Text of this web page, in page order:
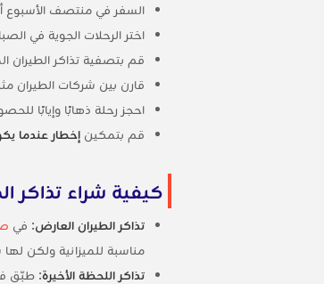
السفر في منتصف الأسبوع
اختر الرحلات الجوية في
قم بتصفية تذاكر الطيران
قارن بين شركات الطيران
احجز رحلة ذهابًا وإيابًا
قم بتمكين إخطار عندما
كيفية شراء تذاكر
تذاكر الطيران العارض: في
مناسبة للميزانية ولكن
تذاكر اللحظة الأخيرة: طبّق